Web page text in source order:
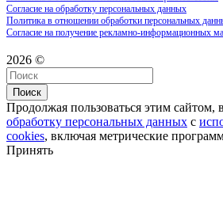
Согласие на обработку персональных данных
Политика в отношении обработки персональных
Согласие на получение рекламно-информационных
2026 ©
Поиск
Продолжая пользоваться этим сайтом,
обработку персональных данных с
cookies, включая метрические
Принять